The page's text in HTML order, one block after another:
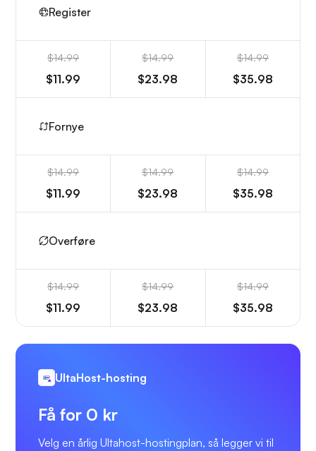
Register
$14.99
$11.99
$14.99
$23.98
$14.99
$35.98
Fornye
$14.99
$11.99
$14.99
$23.98
$14.99
$35.98
Overføre
$14.99
$11.99
$14.99
$23.98
$14.99
$35.98
UltaHost-hosting
Få for 0 kr
Velg en årlig Ultahost-hostingplan, så legger vi til